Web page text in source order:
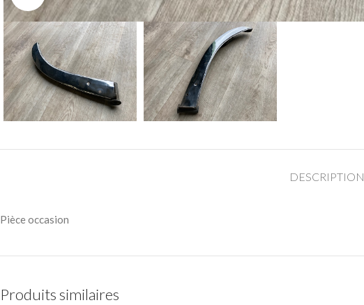
DESCRIPTION
Pièce occasion
Produits similaires